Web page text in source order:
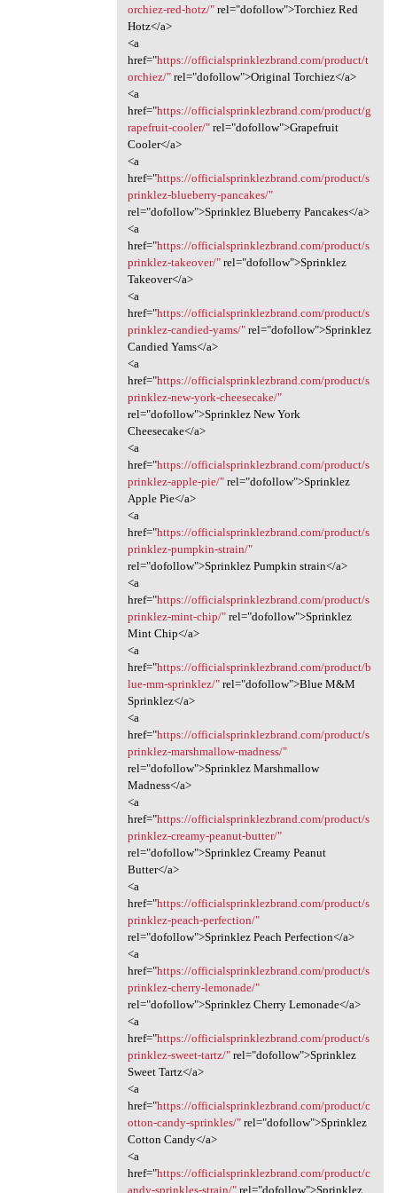
orchiez-red-hotz/"rel="dofollow">Torchiez Red
Hotz</a>
<a
href="https://officialsprinklezbrand.com/product/t
orchiez/"rel="dofollow">Original Torchiez</a>
<a
href="https://officialsprinklezbrand.com/product/g
rapefruit-cooler/"rel="dofollow">Grapefruit
Cooler</a>
<a
href="https://officialsprinklezbrand.com/product/s
prinklez-blueberry-pancakes/"
rel="dofollow">Sprinklez Blueberry Pancakes</a>
<a
href="https://officialsprinklezbrand.com/product/s
prinklez-takeover/"rel="dofollow">Sprinklez
Takeover</a>
<a
href="https://officialsprinklezbrand.com/product/s
prinklez-candied-yams/"rel="dofollow">Sprinklez
Candied Yams</a>
<a
href="https://officialsprinklezbrand.com/product/s
prinklez-new-york-cheesecake/"
rel="dofollow">Sprinklez New York
Cheesecake</a>
<a
href="https://officialsprinklezbrand.com/product/s
prinklez-apple-pie/"rel="dofollow">Sprinklez
Apple Pie</a>
<a
href="https://officialsprinklezbrand.com/product/s
prinklez-pumpkin-strain/"
rel="dofollow">Sprinklez Pumpkin strain</a>
<a
href="https://officialsprinklezbrand.com/product/s
prinklez-mint-chip/"rel="dofollow">Sprinklez
Mint Chip</a>
<a
href="https://officialsprinklezbrand.com/product/b
lue-mm-sprinklez/"rel="dofollow">Blue M&M
Sprinklez</a>
<a
href="https://officialsprinklezbrand.com/product/s
prinklez-marshmallow-madness/"
rel="dofollow">Sprinklez Marshmallow
Madness</a>
<a
href="https://officialsprinklezbrand.com/product/s
prinklez-creamy-peanut-butter/"
rel="dofollow">Sprinklez Creamy Peanut
Butter</a>
<a
href="https://officialsprinklezbrand.com/product/s
prinklez-peach-perfection/"
rel="dofollow">Sprinklez Peach Perfection</a>
<a
href="https://officialsprinklezbrand.com/product/s
prinklez-cherry-lemonade/"
rel="dofollow">Sprinklez Cherry Lemonade</a>
<a
href="https://officialsprinklezbrand.com/product/s
prinklez-sweet-tartz/"rel="dofollow">Sprinklez
Sweet Tartz</a>
<a
href="https://officialsprinklezbrand.com/product/c
otton-candy-sprinkles/"rel="dofollow">Sprinklez
Cotton Candy</a>
<a
href="https://officialsprinklezbrand.com/product/c
andy-sprinkles-strain/"rel="dofollow">Sprinklez